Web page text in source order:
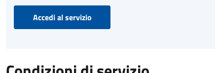
Accedi al servizio